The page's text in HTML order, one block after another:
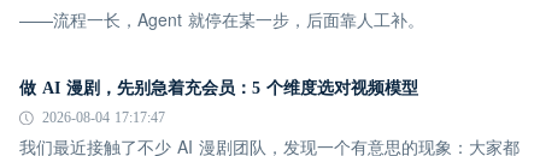
——流程一长，Agent 就停在某一步，后面靠人工补。
做 AI 漫剧，先别急着充会员：5 个维度选对视频模型
2026-08-04 17:17:47
我们最近接触了不少 AI 漫剧团队，发现一个有意思的现象：大家都